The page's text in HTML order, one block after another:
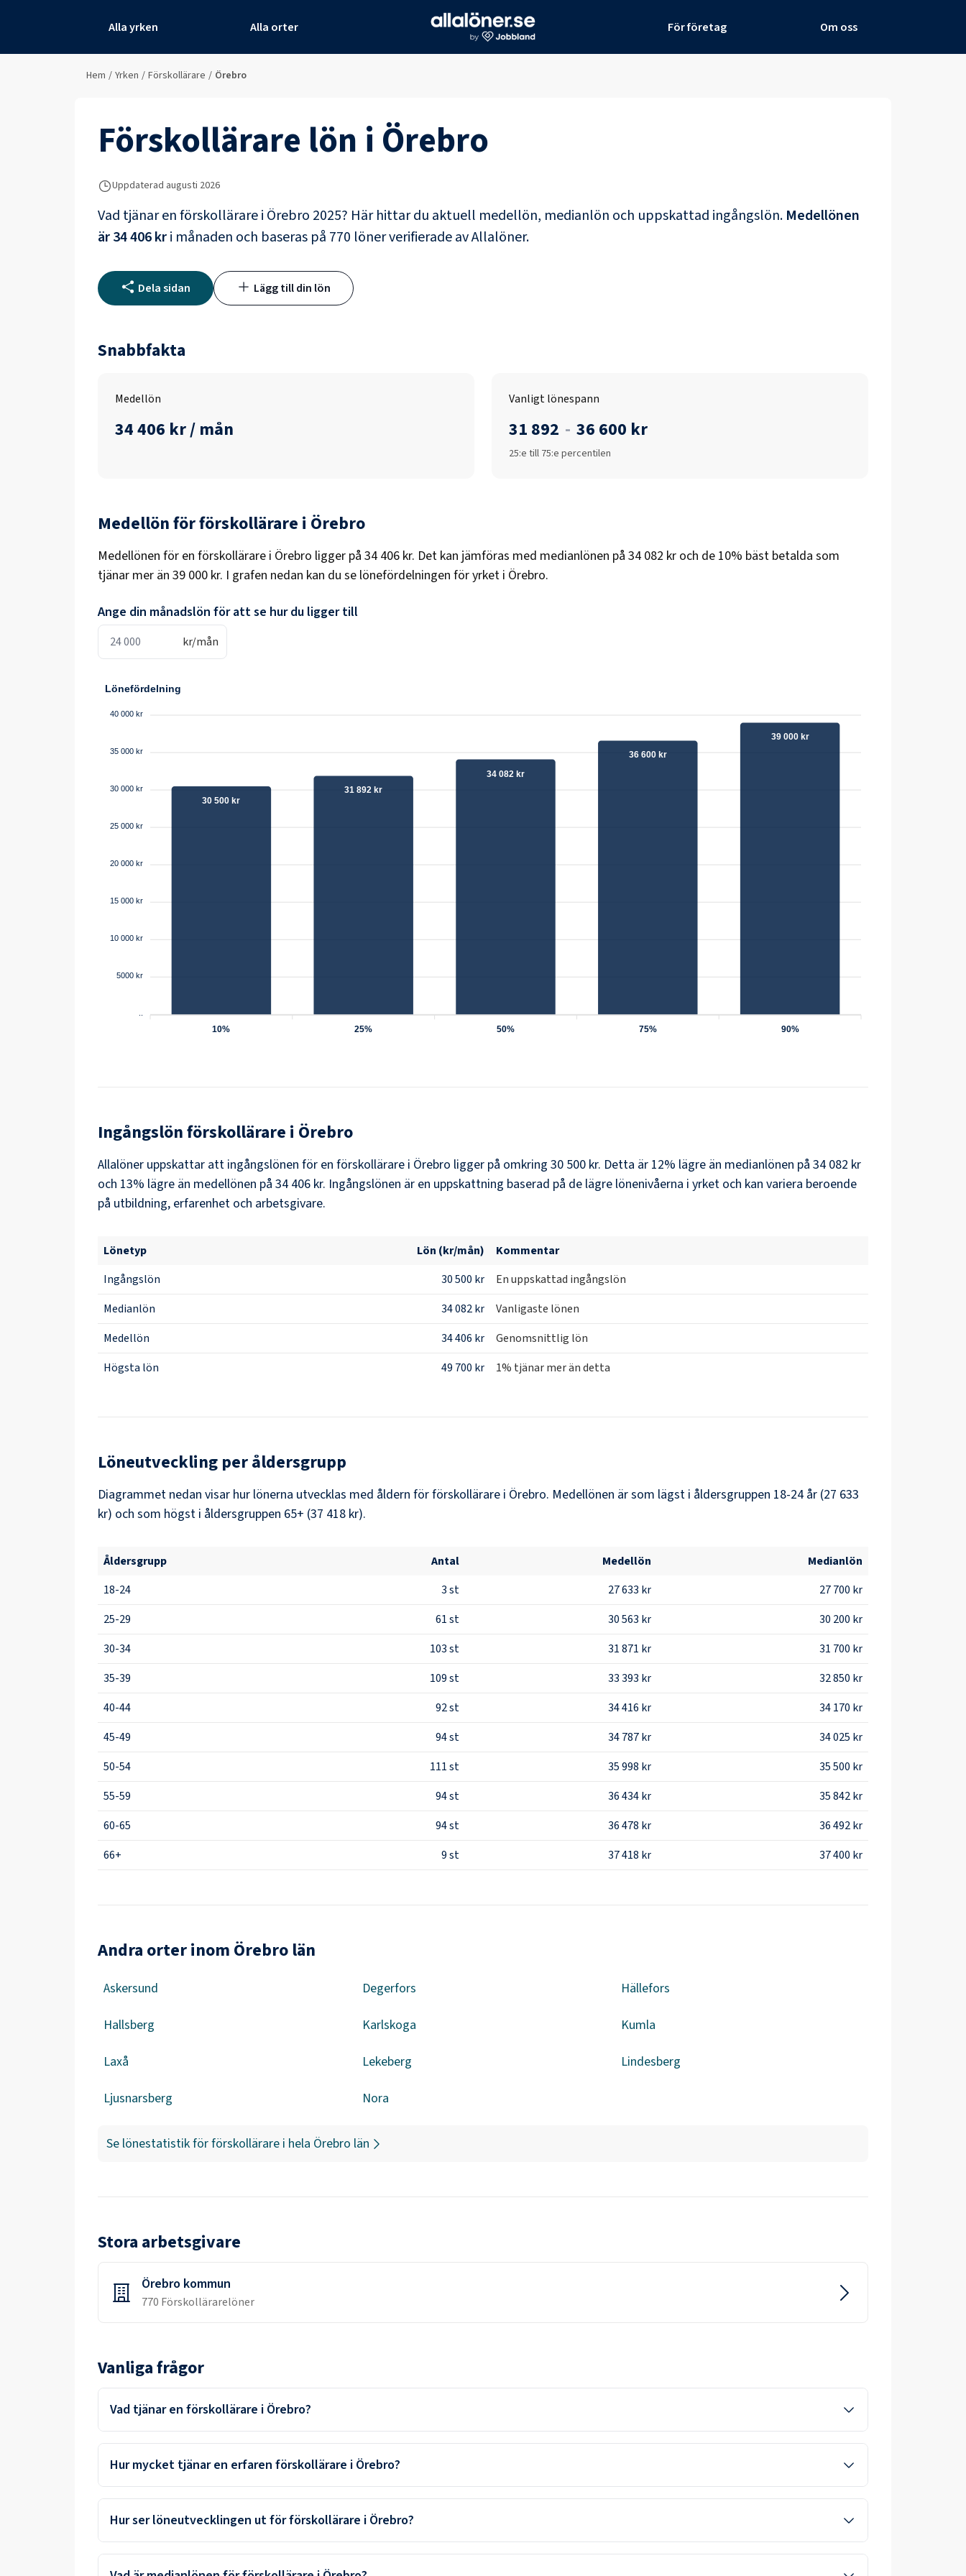
Alla yrken Alla orter För företag Om oss
Hem / Yrken / Förskollärare / Örebro
Förskollärare lön i Örebro
Uppdaterad augusti 2026
Vad tjänar enförskollärarei Örebro 2025? Här hittar du aktuell medellön, medianlön och uppskattad ingångslön. Medellönen
är34 406 kri månaden och baseras på 770 löner verifierade av Allalöner.
Dela sidan Lägg till din lön
Snabbfakta
Medellön
34 406 kr / mån
Vanligt lönespann
31 892 - 36 600 kr
25:e till 75:e percentilen
Medellön förförskollärare i Örebro
Medellönen för en förskollärare i Örebro ligger på 34 406 kr. Det kan jämföras med medianlönen på 34 082 kr och de 10% bäst betalda som
tjänar mer än 39 000 kr. I grafen nedan kan du se lönefördelningen för yrket i Örebro.
Ange din månadslön för att se hur du ligger till
kr/mån
Lönefördelning
40 000 kr
35 000 kr
30 000 kr
25 000 kr
20 000 kr
15 000 kr
10 000 kr
5000 kr
30 500 kr
31 892 kr
34 082 kr
36 600 kr
39 000 kr
10% 25% 50% 75% 90%
Ingångslönförskollärare i Örebro
Allalöner uppskattar att ingångslönen för en förskollärare i Örebro ligger på omkring 30 500 kr. Detta är 12% lägre än medianlönen på 34 082 kr
och 13% lägre än medellönen på 34 406 kr. Ingångslönen är en uppskattning baserad på de lägre lönenivåerna i yrket och kan variera beroende
på utbildning, erfarenhet och arbetsgivare.
Lönetyp Lön (kr/mån)
Kommentar
Ingångslön
30 500 kr
En uppskattad ingångslön
Medianlön
34 082 kr
Vanligaste lönen
Medellön
34 406 kr
Genomsnittlig lön
Högsta lön
49 700 kr 1% tjänar mer än detta
Löneutveckling per åldersgrupp
Diagrammet nedan visar hur lönerna utvecklas med åldern för förskollärare i Örebro. Medellönen är som lägst i åldersgruppen 18-24 år (27 633
kr) och som högst i åldersgruppen 65+ (37 418 kr).
Åldersgrupp Antal Medellön
Medianlön
18-24
3st 27 633 kr
27 700 kr
25-29
61st 30 563 kr
30 200 kr
30-34
103st 31 871 kr
31 700 kr
35-39
109st 33 393 kr
32 850 kr
40-44
92st 34 416 kr
34 170 kr
45-49
94st 34 787 kr
34 025 kr
50-54
111st 35 998 kr
35 500 kr
55-59
94st 36 434 kr
35 842 kr
60-65
94st 36 478 kr
36 492 kr
66+
9st 37 418 kr 37 400 kr
Andra orter inom Örebro län
Askersund Degerfors Hällefors
Hallsberg Karlskoga Kumla
Laxå Lekeberg Lindesberg
Ljusnarsberg Nora
Se lönestatistik förförskollärare i hela Örebro län
Stora arbetsgivare
Örebro kommun
770 Förskollärarelöner
Vanliga frågor
Vad tjänar en förskollärare i Örebro?
Hur mycket tjänar en erfaren förskollärare i Örebro?
Hur ser löneutvecklingen ut för förskollärare i Örebro?